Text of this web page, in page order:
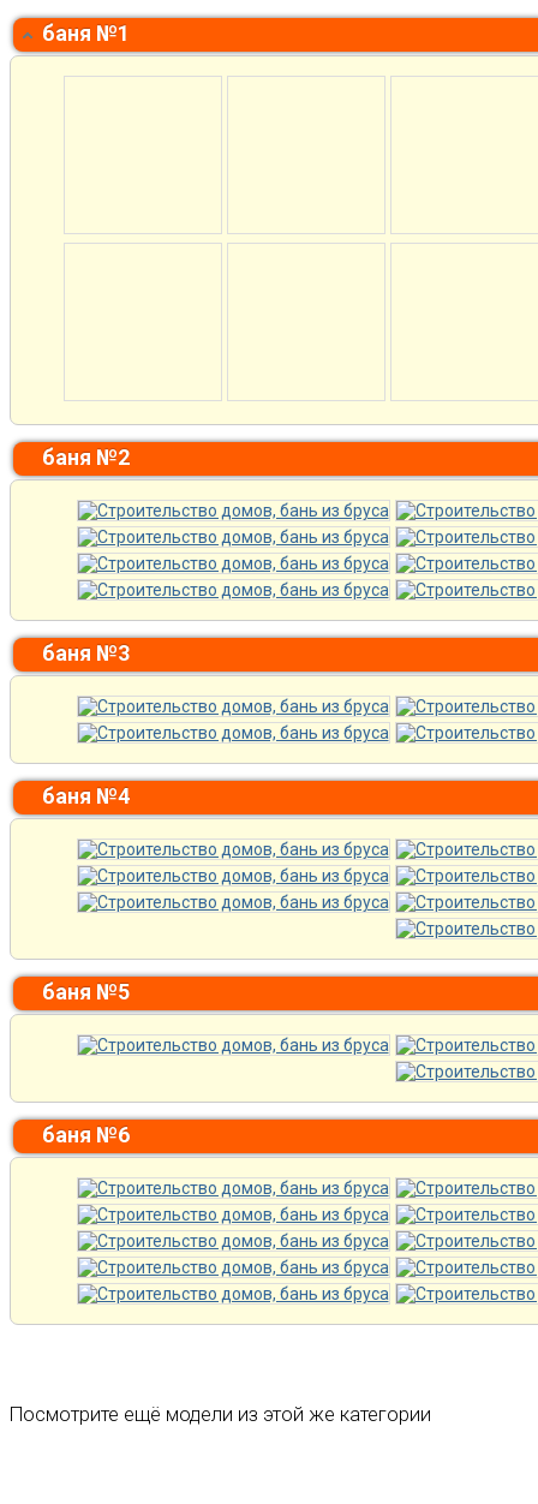
баня №1
баня №2
баня №3
баня №4
баня №5
баня №6
Посмотрите ещё модели из этой же категории